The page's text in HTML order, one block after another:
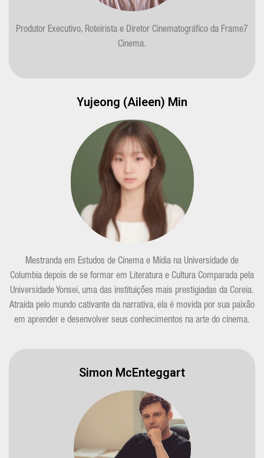
Produtor Executivo, Roteirista e Diretor Cinematográfico da Frame7
Cinema.
Yujeong (Aileen) Min
Mestranda em Estudos de Cinema e Mídia na Universidade de
Columbia depois de se formar em Literatura e Cultura Comparada pela
Universidade Yonsei, uma das instituições mais prestigiadas da Coreia.
Atraída pelo mundo cativante da narrativa, ela é movida por sua paixão
em aprender e desenvolver seus conhecimentos na arte do cinema.
Simon McEnteggart